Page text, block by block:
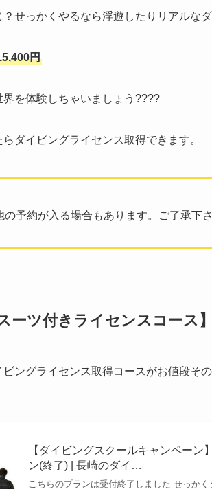
せっかくやるなら浮遊したりリアルな
円
を体験しちゃいましょう????
ダイビングライセンス取得できます。
予約が入る場合もあります。ご了承下さ
ツ付きライセンスコース】
ングライセンス取得コースがお値段そ
【ダイビングスクールキャンペー
ン(終了) | 長崎のダイ…
こちらのプランは受付終了しました せっか